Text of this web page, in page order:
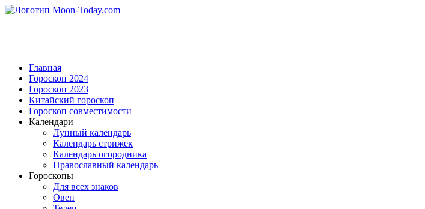
Главная
Гороскоп 2024
Гороскоп 2023
Китайский гороскоп
Гороскоп совместимости
Календари
Лунный календарь
Календарь стрижек
Календарь огородника
Православный календарь
Гороскопы
Для всех знаков
Овен